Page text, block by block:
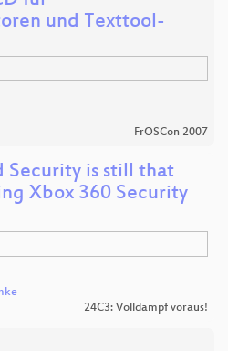
und Texttool-
FrOSCon 2007
Security is still that
Xbox 360 Security
24C3: Volldampf voraus!